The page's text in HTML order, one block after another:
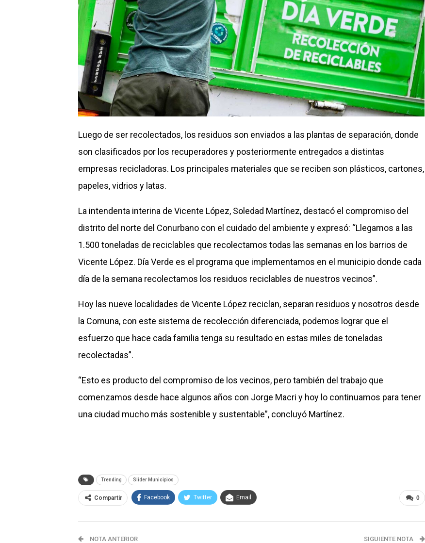
Luego de ser recolectados, los residuos son enviados a las plantas de separación, donde
son clasificados por los recuperadores y posteriormente entregados a distintas
empresas recicladoras. Los principales materiales que se reciben son plásticos, cartones,
papeles, vidrios y latas.
La intendenta interina de Vicente López, Soledad Martínez, destacó el compromiso del
distrito del norte del Conurbano con el cuidado del ambiente y expresó: “Llegamos a las
1.500 toneladas de reciclables que recolectamos todas las semanas en los barrios de
Vicente López. Día Verde es el programa que implementamos en el municipio donde cada
día de la semana recolectamos los residuos reciclables de nuestros vecinos”.
Hoy las nueve localidades de Vicente López reciclan, separan residuos y nosotros desde
la Comuna, con este sistema de recolección diferenciada, podemos lograr que el
esfuerzo que hace cada familia tenga su resultado en estas miles de toneladas
recolectadas”.
“Esto es producto del compromiso de los vecinos, pero también del trabajo que
comenzamos desde hace algunos años con Jorge Macri y hoy lo continuamos para tener
una ciudad mucho más sostenible y sustentable”, concluyó Martínez.
Trending Slider Municipios
0
Compartir Facebook Twitter Email
NOTA ANTERIOR SIGUIENTE NOTA